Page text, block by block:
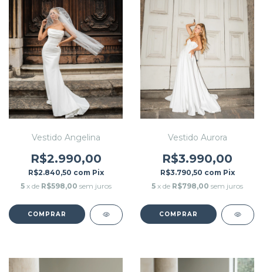
Vestido Angelina
R$2.990,00
R$2.840,50 com Pix
5 x de R$598,00 sem juros
COMPRAR
Vestido Aurora
R$3.990,00
R$3.790,50 com Pix
5 x de R$798,00 sem juros
COMPRAR